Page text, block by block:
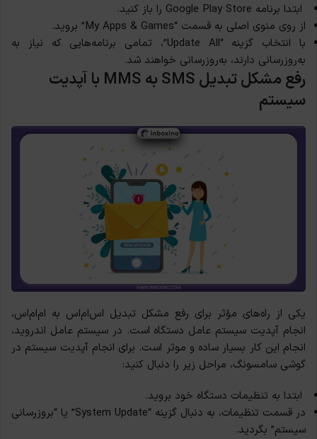
ابتدا برنامه Google Play Store را باز کنید.
از روی منوی اصلی به قسمت “My Apps & Games” بروید.
با انتخاب گزینه “Update All”، تمامی برنامه‌هایی که نیاز به
به‌روزرسانی دارند، به‌روزرسانی خواهند شد.
رفع مشکل تبدیل SMS به MMS با آپدیت
سیستم
یکی از راه‌های مؤثر برای رفع مشکل تبدیل اس‌ام‌اس به ام‌ام‌اس،
انجام آپدیت سیستم عامل دستگاه است. در سیستم عامل اندروید،
انجام این کار بسیار ساده و موثر است. برای انجام آپدیت سیستم در
گوشی‌ سامسونگ، مراحل زیر را دنبال کنید:
ابتدا به تنظیمات دستگاه خود بروید.
در قسمت تنظیمات، به دنبال گزینه “System Update” یا “بروزرسانی
سیستم” بگردید.